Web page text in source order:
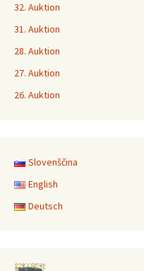
32. Auktion
31. Auktion
28. Auktion
27. Auktion
26. Auktion
Slovenščina
English
Deutsch